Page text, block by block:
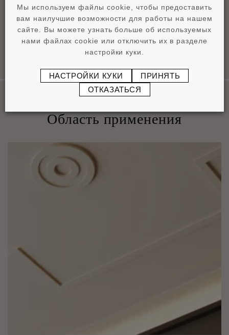
pdf 0,9 MB
Область применения
Мы используем файлы cookie, чтобы предоставить
вам наилучшие возможности для работы на нашем
сайте. Вы можете узнать больше об используемых
нами файлах cookie или отключить их в разделе
настройки куки.
НАСТРОЙКИ КУКИ
ПРИНЯТЬ
ОТКАЗАТЬСЯ